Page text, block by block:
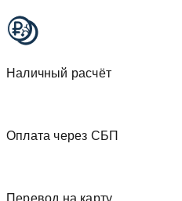
Наличный расчёт
Оплата через СБП
Перевод на карту